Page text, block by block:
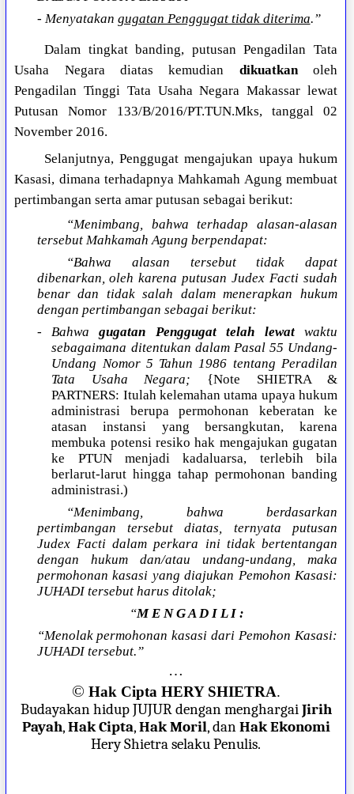
- Menyatakan gugatan Penggugat tidak diterima.”
Dalam tingkat banding, putusan Pengadilan Tata
Usaha Negara diatas kemudian dikuatkanoleh
Pengadilan Tinggi Tata Usaha Negara Makassar lewat
Putusan Nomor 133/B/2016/PT.TUN.Mks, tanggal 02
November 2016.
Selanjutnya, Penggugat mengajukan upaya hukum
Kasasi, dimana terhadapnya Mahkamah Agung membuat
pertimbangan serta amar putusan sebagai berikut:
“Menimbang, bahwa terhadap alasan-alasan
tersebut Mahkamah Agung berpendapat:
“Bahwa alasan tersebut tidak dapat
dibenarkan, oleh karena putusan Judex Facti sudah
benar dan tidak salah dalam menerapkan hukum
dengan pertimbangan sebagai berikut:
- Bahwagugatan Penggugat telah lewatwaktu
sebagaimana ditentukan dalam Pasal 55 Undang-
Undang Nomor 5 Tahun 1986 tentang Peradilan
Tata Usaha Negara; {Note SHIETRA &
PARTNERS: Itulah kelemahan utama upaya hukum
administrasi berupa permohonan keberatan ke
atasan instansi yang bersangkutan, karena
membuka potensi resiko hak mengajukan gugatan
ke PTUN menjadi kadaluarsa, terlebih bila
berlarut-larut hingga tahap permohonan banding
administrasi.)
“Menimbang, bahwa berdasarkan
pertimbangan tersebut diatas, ternyata putusan
Judex Facti dalam perkara ini tidak bertentangan
dengan hukum dan/atau undang-undang, maka
permohonan kasasi yang diajukan Pemohon Kasasi:
JUHADI tersebut harus ditolak;
“M E N G A D I L I :
“Menolak permohonan kasasi dari Pemohon Kasasi:
JUHADI tersebut.”
…
© Hak Cipta HERY SHIETRA.
Budayakan hidup JUJUR dengan menghargaiJirih
Payah,Hak Cipta,Hak Moril, danHak Ekonomi
Hery Shietra selaku Penulis.